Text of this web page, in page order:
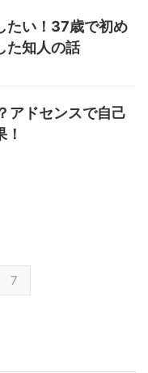
たい！37歳で初め
た知人の話
アドセンスで自己
7